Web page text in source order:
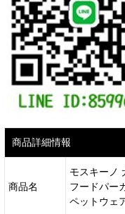
商品詳細情報
商品名
モスキーノ
フードパー
ペットウェ